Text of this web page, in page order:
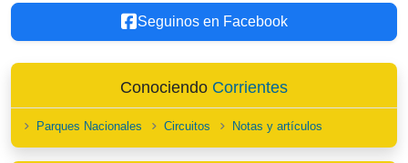
Seguinos en Facebook
Conociendo Corrientes
Parques Nacionales Circuitos Notas y artículos